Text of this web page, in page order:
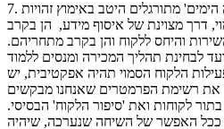
7. מתורגלים היטב באימוץ זהויות
דרך מצוינת של איסוף מידע, הן בקרב
והיחס ללקוח והן בקרב מתחריהם.
לבחינת תהליך המכירה ומנסים ללמוד
הלקוח הסמוי תהיה אפקטיבית, יש
את רשימת הפרמטרים שאנחנו מבקשים
לקוחות ואת 'סיפור הלקוח' הבסיסי.
ככל האפשר של השיחה שנערכה, שיהיה